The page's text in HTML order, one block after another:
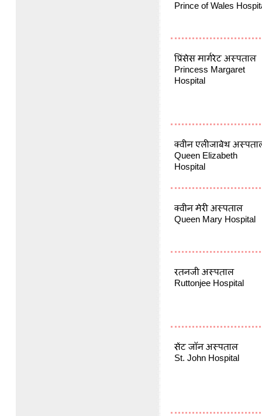
Prince of Wales
प्रिंसेस मार्गरेट अस्पताल
Princess Margaret
Hospital
क्वीन एलीजाबेथ
Queen Elizabeth
Hospital
क्वीन मेरी अस्पताल
Queen Mary Hospital
रतनजी अस्पताल
Ruttonjee Hospital
सेंट जॉन अस्पताल
St. John Hospital